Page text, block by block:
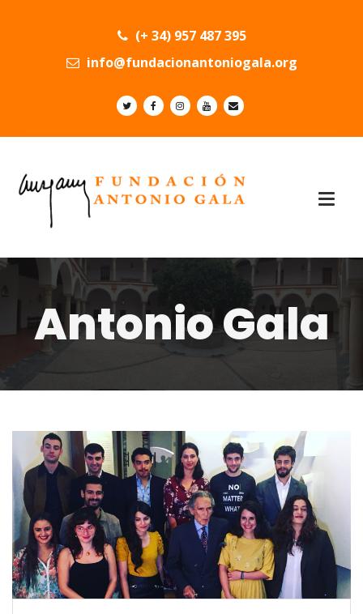
(+ 34) 957 487 395
info@fundacionantoniogala.org
Antonio Gala